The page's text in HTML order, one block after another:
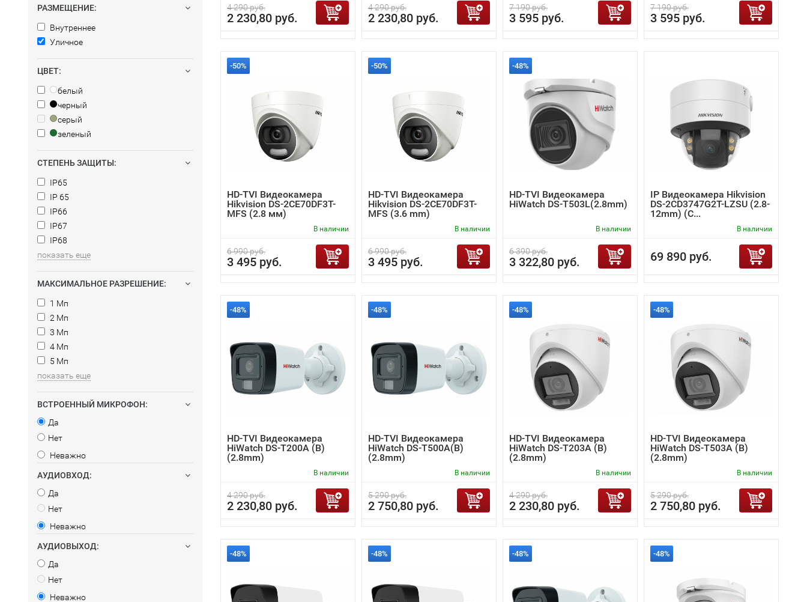
РАЗМЕЩЕНИЕ:
Внутреннее
Уличное
ЦВЕТ:
белый
черный
серый
зеленый
СТЕПЕНЬ ЗАЩИТЫ:
IP65
IP 65
IP66
IP67
IP68
показать еще
МАКСИМАЛЬНОЕ РАЗРЕШЕНИЕ:
1 Мп
2 Мп
3 Мп
4 Мп
5 Мп
показать еще
ВСТРОЕННЫЙ МИКРОФОН:
Да
Нет
Неважно
АУДИОВХОД:
Да
Нет
Неважно
АУДИОВЫХОД:
Да
Нет
Неважно
4 290 руб.
2 230,80 руб.
4 290 руб.
2 230,80 руб.
7 190 руб.
3 595 руб.
7 190 руб.
3 595 руб.
-50%
HD-TVI Видеокамера
Hikvision DS-2CE70DF3T-
MFS (2.8 мм)
В наличии
6 990 руб.
3 495 руб.
-50%
HD-TVI Видеокамера
Hikvision DS-2CE70DF3T-
MFS (3.6 mm)
В наличии
6 990 руб.
3 495 руб.
-48%
HD-TVI Видеокамера
HiWatch DS-T503L(2.8mm)
В наличии
6 390 руб.
3 322,80 руб.
IP Видеокамера Hikvision
DS-2CD3747G2T-LZSU (2.8-
12mm) (C...
В наличии
69 890 руб.
-48%
HD-TVI Видеокамера
HiWatch DS-T200A (B)
(2.8mm)
В наличии
4 290 руб.
2 230,80 руб.
-48%
HD-TVI Видеокамера
HiWatch DS-T500A(B)
(2.8mm)
В наличии
5 290 руб.
2 750,80 руб.
-48%
HD-TVI Видеокамера
HiWatch DS-T203A (B)
(2.8mm)
В наличии
4 290 руб.
2 230,80 руб.
-48%
HD-TVI Видеокамера
HiWatch DS-T503A (B)
(2.8mm)
В наличии
5 290 руб.
2 750,80 руб.
-48% -48% -48% -48%